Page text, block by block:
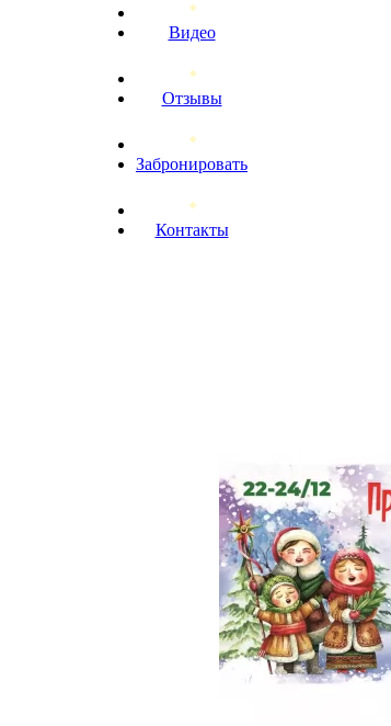
Видео
Отзывы
Забронировать
Контакты